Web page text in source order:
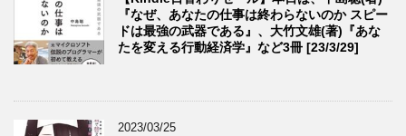
『なぜ、あなたの仕事は終わらないのか スピー
ドは最強の武器である』、大竹文雄(著)『あな
たを変える行動経済学』など3冊 [23/3/29]
2023/03/25